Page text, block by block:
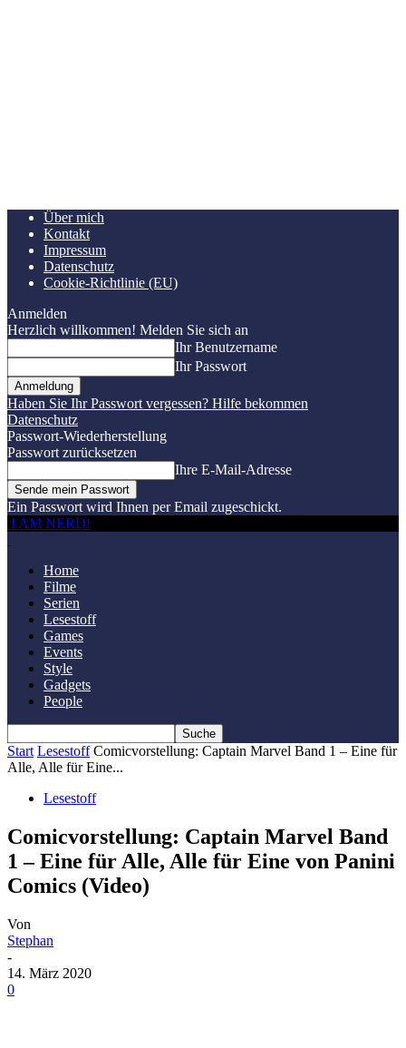
Über mich
Kontakt
Impressum
Datenschutz
Cookie-Richtlinie (EU)
Anmelden
Herzlich willkommen! Melden Sie sich an
Ihr Benutzername
Ihr Passwort
Haben Sie Ihr Passwort vergessen? Hilfe bekommen
Datenschutz
Passwort-Wiederherstellung
Passwort zurücksetzen
Ihre E-Mail-Adresse
Ein Passwort wird Ihnen per Email zugeschickt.
I AM NERD!
Home
Filme
Serien
Lesestoff
Games
Events
Style
Gadgets
People
Start Lesestoff Comicvorstellung: Captain Marvel Band 1 – Eine für
Alle, Alle für Eine...
Lesestoff
Comicvorstellung: Captain Marvel Band
1 – Eine für Alle, Alle für Eine von Panini
Comics (Video)
Von
Stephan
-
14. März 2020
0